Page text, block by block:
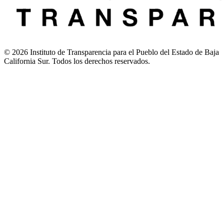
© 2026 Instituto de Transparencia para el Pueblo del Estado de Baja
California Sur. Todos los derechos reservados.